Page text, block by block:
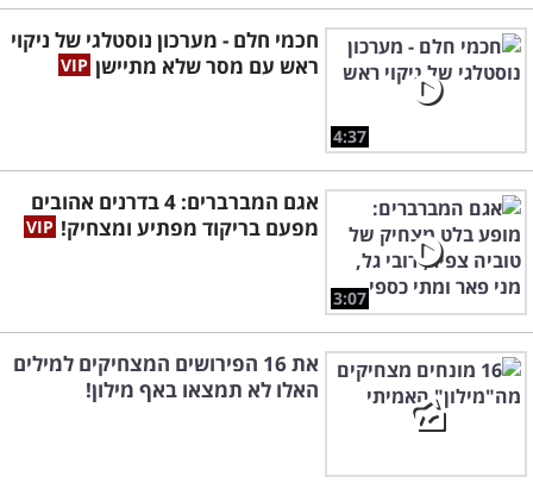
4:37
חכמי חלם - מערכון נוסטלגי של ניקוי
ראש עם מסר שלא מתיישן
3:07
אגם המברברים: 4 בדרנים אהובים
מפעם בריקוד מפתיע ומצחיק!
את 16 הפירושים המצחיקים למילים
האלו לא תמצאו באף מילון!